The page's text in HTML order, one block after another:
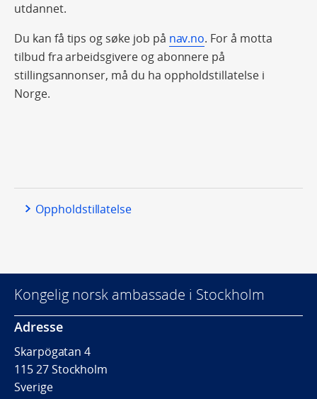
utdannet.
Du kan få tips og søke job på nav.no. For å motta
tilbud fra arbeidsgivere og abonnere på
stillingsannonser, må du ha oppholdstillatelse i
Norge.
Oppholdstillatelse
Kongelig norsk ambassade i Stockholm
Adresse
Skarpögatan4
115 27 Stockholm
Sverige